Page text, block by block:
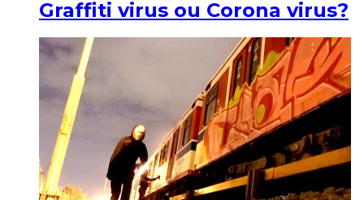
Graffiti virus ou Corona virus?